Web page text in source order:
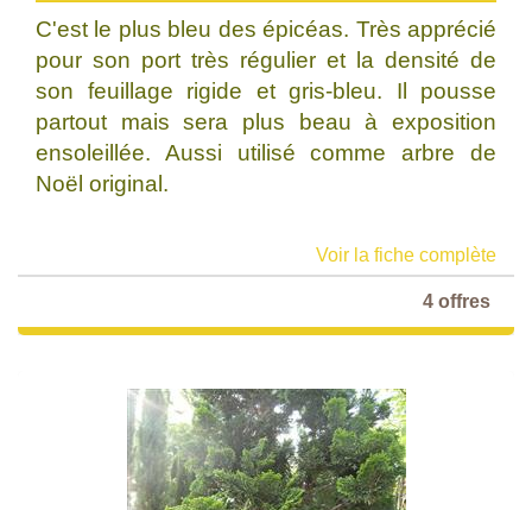
C'est le plus bleu des épicéas. Très apprécié
pour son port très régulier et la densité de
son feuillage rigide et gris-bleu. Il pousse
partout mais sera plus beau à exposition
ensoleillée. Aussi utilisé comme arbre de
Noël original.
Voir la fiche complète
4 offres